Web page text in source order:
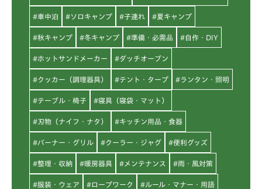
#車中泊 #ソロキャンプ #子連れ #夏キャンプ
#秋キャンプ #冬キャンプ #準備・必需品 #自作・DIY
#ホットサンドメーカー #ダッチオーブン
#クッカー（調理器具） #テント・タープ #ランタン・照明
#テーブル・椅子 #寝具（寝袋・マット）
#刃物（ナイフ・ナタ） #キッチン用品・食器
#バーナー・グリル #クーラー・ジャグ #便利グッズ
#整理・収納 #暖房器具 #メンテナンス #雨・風対策
#服装・ウェア #ロープワーク #ルール・マナー・用語